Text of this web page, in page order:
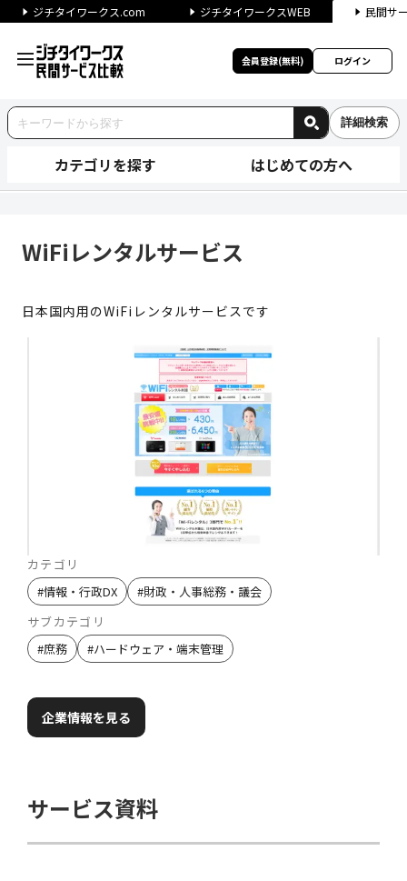
ジチタイワークス.com ジチタイワークスWEB 民間サ
会員登録(無料) ログイン
詳細検索
カテゴリを探す はじめての方へ
WiFiレンタルサービス
日本国内用のWiFiレンタルサービスです
カテゴリ
#情報・行政DX #財政・人事総務・議会
サブカテゴリ
#庶務 #ハードウェア・端末管理
企業情報を見る
サービス資料